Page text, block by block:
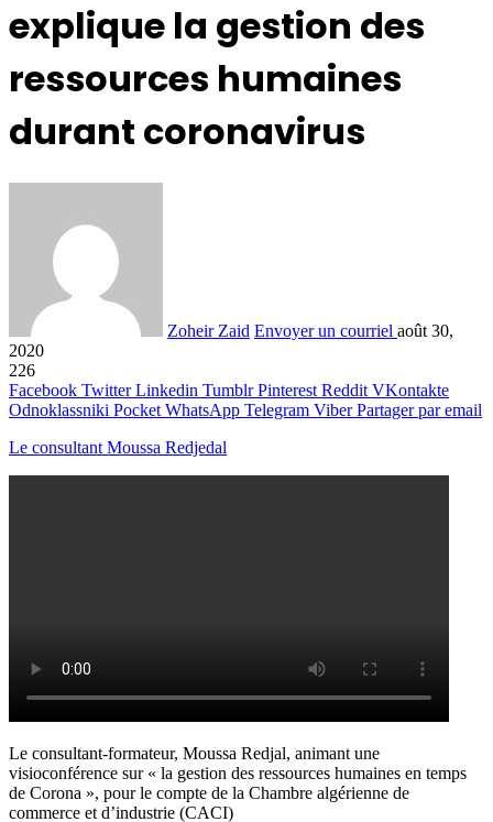
explique la gestion des
ressources humaines
durant coronavirus
Zoheir Zaid Envoyer un courriel août 30,
2020
226
Facebook Twitter Linkedin Tumblr Pinterest Reddit VKontakte
Odnoklassniki Pocket WhatsApp Telegram Viber Partager par email
Le consultant Moussa Redjedal
Le consultant-formateur, Moussa Redjal, animant une
visioconférence sur « la gestion des ressources humaines en temps
de Corona », pour le compte de la Chambre algérienne de
commerce et d’industrie (CACI)